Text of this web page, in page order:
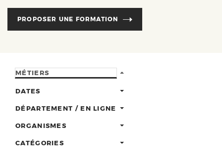
PROPOSER UNE FORMATION
MÉTIERS
DATES
DÉPARTEMENT / EN LIGNE
ORGANISMES
CATÉGORIES